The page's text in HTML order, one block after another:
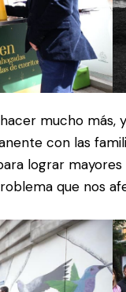
mucho
con las
lograr
que nos